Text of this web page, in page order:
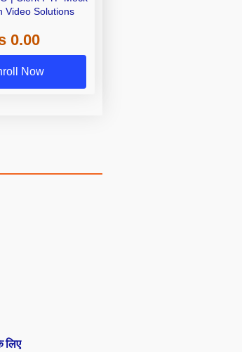
Video Solutions
0.00
Now
लिए